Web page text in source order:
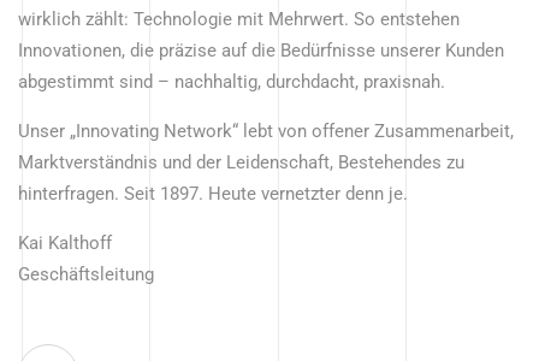
wirklich zählt: Technologie mit Mehrwert. So entstehen
Innovationen, die präzise auf die Bedürfnisse unserer Kunden
abgestimmt sind – nachhaltig, durchdacht, praxisnah.
Unser „Innovating Network“ lebt von offener Zusammenarbeit,
Marktverständnis und der Leidenschaft, Bestehendes zu
hinterfragen. Seit 1897. Heute vernetzter denn je.
Kai Kalthoff
Geschäftsleitung